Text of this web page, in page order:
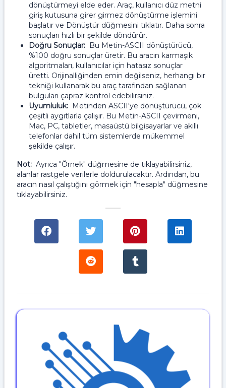
dönüştürmeyi elde eder. Araç, kullanıcı düz metni
giriş kutusuna girer girmez dönüştürme işlemini
başlatır ve Dönüştür düğmesini tıklatır. Daha sonra
sonuçları hızlı bir şekilde döndürür.
Doğru Sonuçlar: Bu Metin-ASCII dönüştürücü,
%100 doğru sonuçlar üretir. Bu aracın karmaşık
algoritmaları, kullanıcılar için hatasız sonuçlar
üretti. Orijinalliğinden emin değilseniz, herhangi bir
tekniği kullanarak bu araç tarafından sağlanan
bulguları çapraz kontrol edebilirsiniz.
Uyumluluk: Metinden ASCII'ye dönüştürücü, çok
çeşitli aygıtlarla çalışır. Bu Metin-ASCII çevirmeni,
Mac, PC, tabletler, masaüstü bilgisayarlar ve akıllı
telefonlar dahil tüm sistemlerde mükemmel
şekilde çalışır.
Not: Ayrıca "Örnek" düğmesine de tıklayabilirsiniz,
alanlar rastgele verilerle doldurulacaktır. Ardından, bu
aracın nasıl çalıştığını görmek için "hesapla" düğmesine
tıklayabilirsiniz.